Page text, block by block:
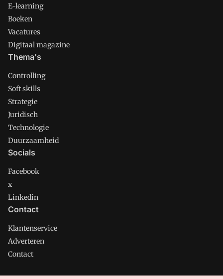
E-learning
Boeken
Vacatures
Digitaal magazine
Thema's
Controlling
Soft skills
Strategie
Juridisch
Technologie
Duurzaamheid
Socials
Facebook
x
Linkedin
Contact
Klantenservice
Adverteren
Contact